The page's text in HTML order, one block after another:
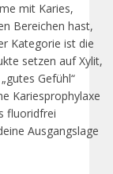
mit Karies,
Bereichen hast,
Kategorie ist die
setzen auf Xylit,
Gefühl“
Kariesprophylaxe
fluoridfrei
Ausgangslage